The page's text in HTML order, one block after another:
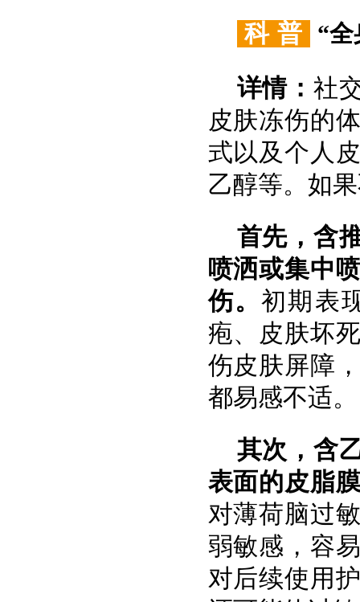
科 普
“
详情：社
皮肤冻伤的
式以及个人
乙醇等。如
首先，含
喷洒或集中
伤。初期表
疱、皮肤坏
伤皮肤屏障
都易感不适。
其次，含
表面的皮脂
对薄荷脑过
弱敏感，容
对后续使用